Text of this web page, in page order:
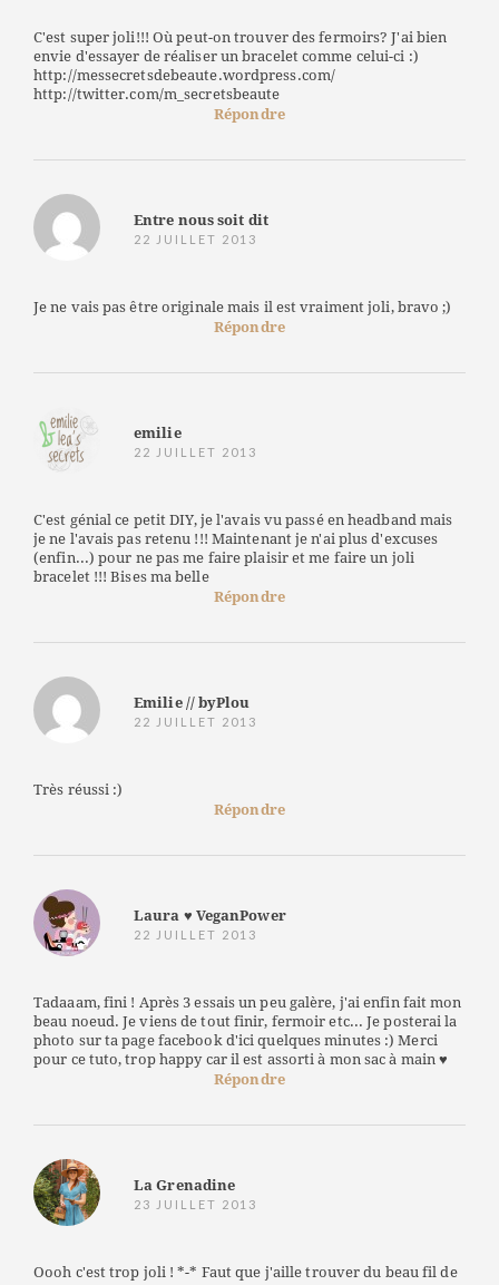
C'est super joli!!! Où peut-on trouver des fermoirs? J'ai bien
envie d'essayer de réaliser un bracelet comme celui-ci :)
http://messecretsdebeaute.wordpress.com/
http://twitter.com/m_secretsbeaute
Répondre
Entre nous soit dit
22 JUILLET 2013
Je ne vais pas être originale mais il est vraiment joli, bravo ;)
Répondre
emilie
22 JUILLET 2013
C'est génial ce petit DIY, je l'avais vu passé en headband mais
je ne l'avais pas retenu !!! Maintenant je n'ai plus d'excuses
(enfin...) pour ne pas me faire plaisir et me faire un joli
bracelet !!! Bises ma belle
Répondre
Emilie // byPlou
22 JUILLET 2013
Très réussi :)
Répondre
Laura ♥ VeganPower
22 JUILLET 2013
Tadaaam, fini ! Après 3 essais un peu galère, j'ai enfin fait mon
beau noeud. Je viens de tout finir, fermoir etc... Je posterai la
photo sur ta page facebook d'ici quelques minutes :) Merci
pour ce tuto, trop happy car il est assorti à mon sac à main ♥
Répondre
La Grenadine
23 JUILLET 2013
Oooh c'est trop joli ! *-* Faut que j'aille trouver du beau fil de